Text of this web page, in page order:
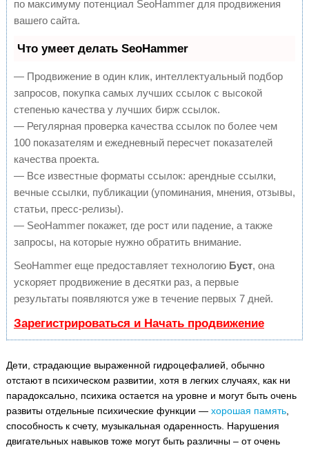
по максимуму потенциал SeoHammer для продвижения
вашего сайта.
Что умеет делать SeoHammer
— Продвижение в один клик, интеллектуальный подбор
запросов, покупка самых лучших ссылок с высокой
степенью качества у лучших бирж ссылок.
— Регулярная проверка качества ссылок по более чем
100 показателям и ежедневный пересчет показателей
качества проекта.
— Все известные форматы ссылок: арендные ссылки,
вечные ссылки, публикации (упоминания, мнения, отзывы,
статьи, пресс-релизы).
— SeoHammer покажет, где рост или падение, а также
запросы, на которые нужно обратить внимание.
SeoHammer еще предоставляет технологию Буст, она
ускоряет продвижение в десятки раз, а первые
результаты появляются уже в течение первых 7 дней.
Зарегистрироваться и Начать продвижение
Дети, страдающие выраженной гидроцефалией, обычно
отстают в психическом развитии, хотя в легких случаях, как ни
парадоксально, психика остается на уровне и могут быть очень
развиты отдельные психические функции — хорошая память,
способность к счету, музыкальная одаренность. Нарушения
двигательных навыков тоже могут быть различны – от очень